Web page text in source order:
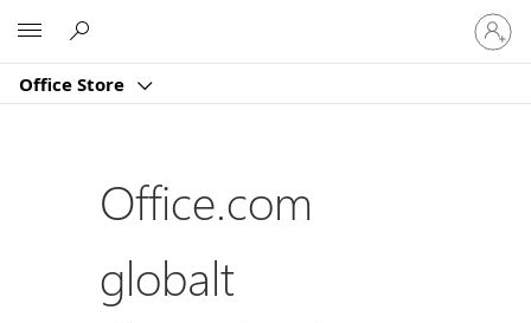
Office Store
Log
på
din
Office.com
globalt